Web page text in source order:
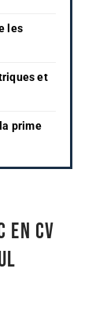
les
et
prime
CV